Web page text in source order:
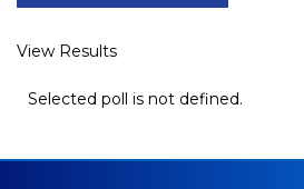
View Results
Selected poll is not defined.